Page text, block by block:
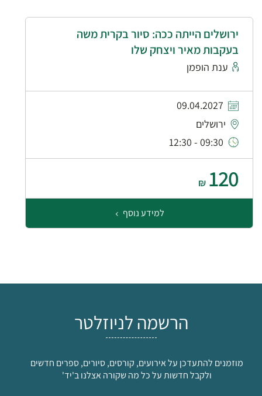
ירושלים הייתה ככה: סיור בקרית משה
בעקבות מאיר ויצחק שלו
ענת הופמן
09.04.2027
ירושלים
09:30 - 12:30
120
₪
למידע נוסף
הרשמה לניוזלטר
מוזמנים להתעדכן על אירועים, קורסים, סיורים, ספרים חדשים
ולקבל חדשות על כל מה שקורה אצלנו ב'יד'